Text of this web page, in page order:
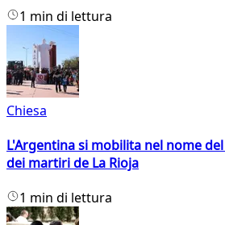
1 min di lettura
Chiesa
L'Argentina si mobilita nel nome
dei martiri de La Rioja
1 min di lettura